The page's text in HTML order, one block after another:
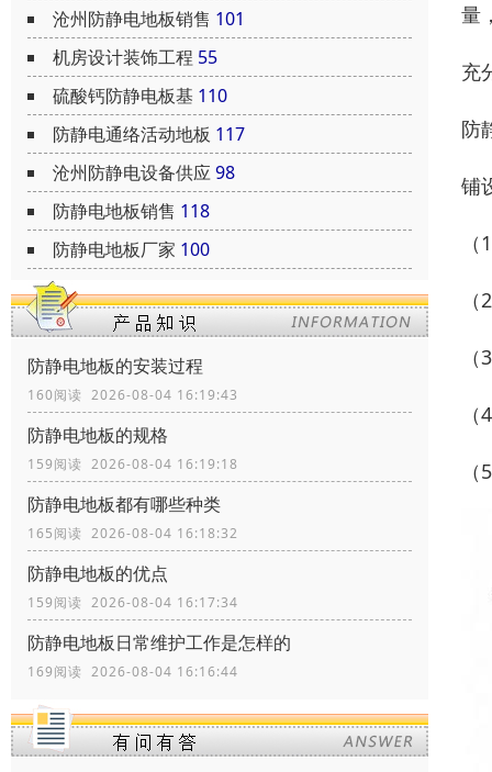
沧州防静电地板销售 101
机房设计装饰工程 55
硫酸钙防静电板基 110
防静电通络活动地板 117
沧州防静电设备供应98
防静电地板销售 118
防静电地板厂家 100
防静电地板的安装过程
160阅读 2026-08-04 16:19:43
防静电地板的规格
159阅读 2026-08-04 16:19:18
防静电地板都有哪些种类
165阅读 2026-08-04 16:18:32
防静电地板的优点
159阅读 2026-08-04 16:17:34
防静电地板日常维护工作是怎样的
169阅读 2026-08-04 16:16:44
量
充
防
铺